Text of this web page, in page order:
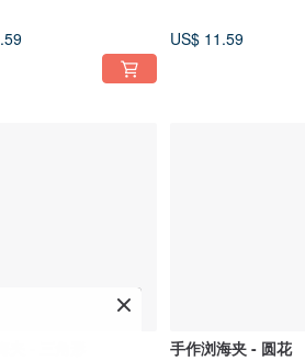
US$ 11.59
手作浏海夹 - 圆花